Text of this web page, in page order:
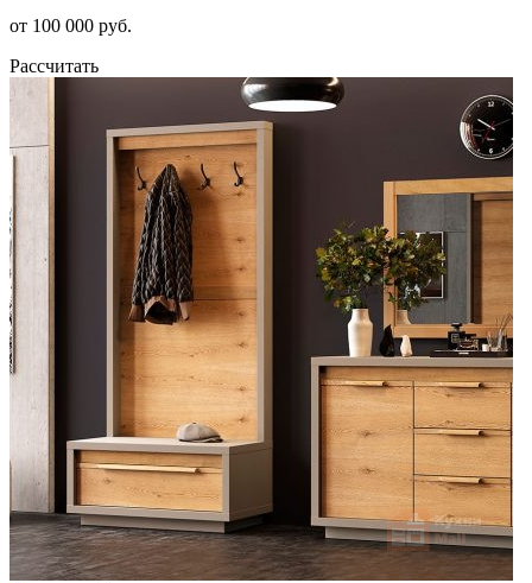
от 100 000 руб.
Рассчитать